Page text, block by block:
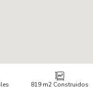
819 m2 Construidos